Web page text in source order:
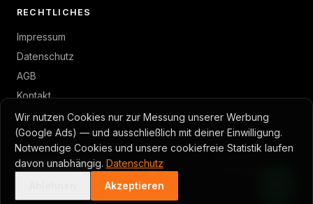
RECHTLICHES
Impressum
Datenschutz
AGB
Kontakt
© 2026 GambTec · Toni Gambino
Cookie-EinstellungenMade with Caddy · Astro
Wir nutzen Cookies nur zur Messung unserer Werbung
(Google Ads) — und ausschließlich mit deiner Einwilligung.
Notwendige Cookies und unsere cookiefreie Statistik laufen
davon unabhängig. Datenschutz
Akzeptieren